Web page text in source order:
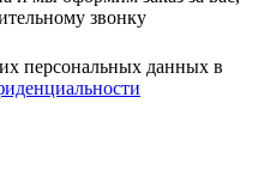
звонку
персональных данных в